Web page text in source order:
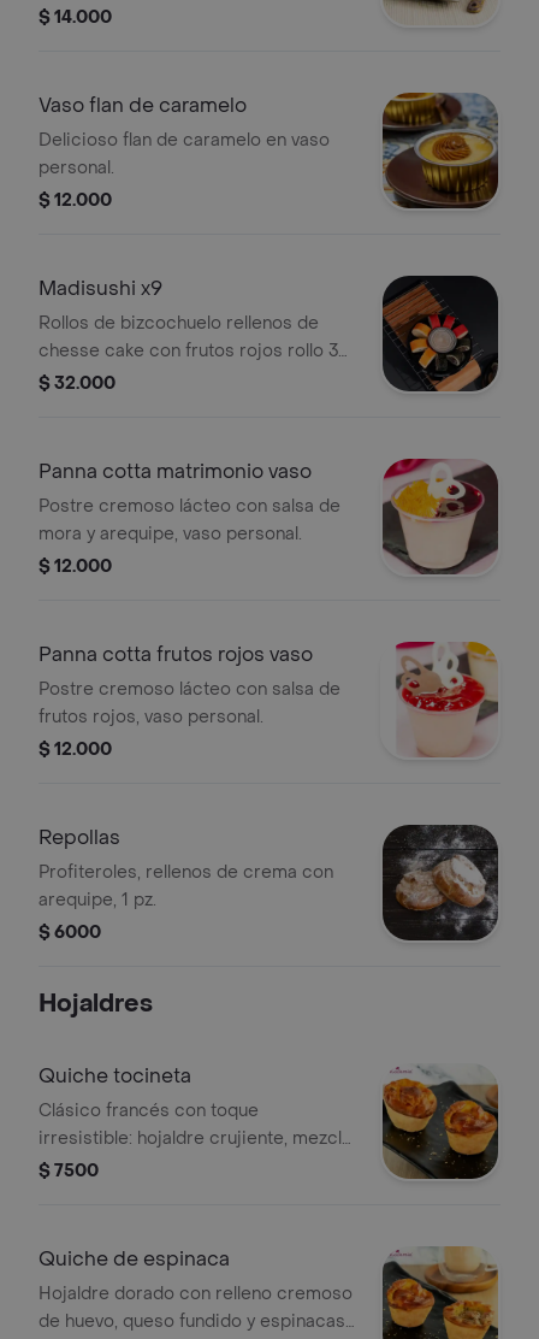
pistachos y de nutella con coco y
$ 14.000
Vaso flan de caramelo
Delicioso flan de caramelo en vaso
personal.
$ 12.000
Madisushi x9
Rollos de bizcochuelo rellenos de
chesse cake con frutos rojos rollo 3
pz, frutos amarillos rollo 3 pz y galleta
$ 32.000
Panna cotta matrimonio vaso
Postre cremoso lácteo con salsa de
mora y arequipe, vaso personal.
$ 12.000
Panna cotta frutos rojos vaso
Postre cremoso lácteo con salsa de
frutos rojos, vaso personal.
$ 12.000
Repollas
Profiteroles, rellenos de crema con
arequipe, 1 pz.
$ 6000
Hojaldres
Quiche tocineta
Clásico francés con toque
irresistible: hojaldre crujiente, mezcla
cremosa de huevo, queso y tocineta.
$ 7500
Quiche de espinaca
Hojaldre dorado con relleno cremoso
de huevo, queso fundido y espinacas